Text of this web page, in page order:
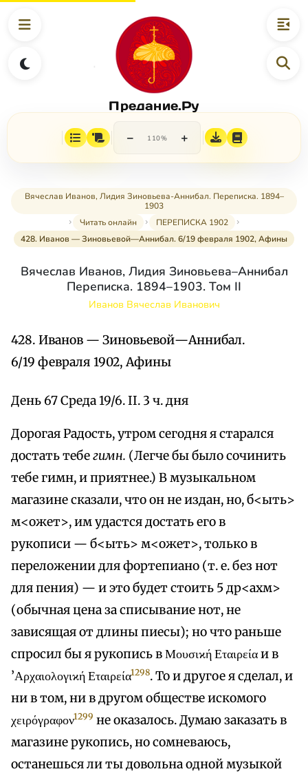
Предание.Ру
− 110% +
Вячеслав Иванов, Лидия Зиновьева-Аннибал. Переписка. 1894–
1903
Читать онлайн
ПЕРЕПИСКА 1902
428. Иванов — Зиновьевой—Аннибал. 6/19 февраля 1902, Афины
Вячеслав Иванов, Лидия Зиновьева–Аннибал
Переписка. 1894–1903. Том II
Иванов Вячеслав Иванович
428. Иванов — Зиновьевой—Аннибал.
6/19 февраля 1902, Афины
День 67 Среда 19/6. II. 3 ч. дня
Дорогая Радость, утром сегодня я старался
достать тебегимн. (Легче бы было сочинить
тебе гимн, и приятнее.) В музыкальном
магазине сказали, что он не издан, но, б<ыть>
м<ожет>, им удастся достать его в
рукописи — б<ыть> м<ожет>, только в
переложении для фортепиано (т. е. без нот
для пения) — и это будет стоить 5 др<ахм>
(обычная цена за списывание нот, не
зависящая от длины пиесы); но что раньше
спросил бы я рукопись в Μουσιϰή Εταιρεία и в
’Αρχαιολογιϰή Εταιρεία1298. То и другое я сделал, и
ни в том, ни в другом обществе искомого
χειρόγραφον1299 не оказалось. Думаю заказать в
магазине рукопись, но сомневаюсь,
останешься ли ты довольна одной музыкой